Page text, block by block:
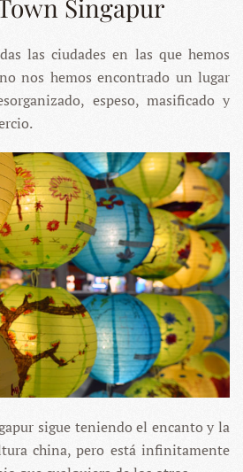
Singapur
las ciudades en las que hemos
nos hemos encontrado un lugar
espeso, masificado y
sigue teniendo el encanto y la
china, pero está infinitamente